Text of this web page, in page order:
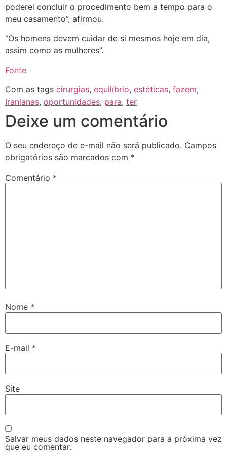
poderei concluir o procedimento bem a tempo para o
meu casamento”, afirmou.
“Os homens devem cuidar de si mesmos hoje em dia,
assim como as mulheres”.
Fonte
Com as tags cirurgias, equilíbrio, estéticas, fazem,
Iranianas, oportunidades, para, ter
Deixe um comentário
O seu endereço de e-mail não será publicado. Campos
obrigatórios são marcados com *
Comentário *
Nome *
E-mail *
Site
Salvar meus dados neste navegador para a próxima vez
que eu comentar.